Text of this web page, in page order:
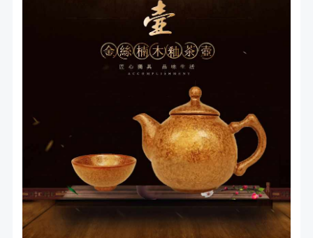
NT$2,580。NT$1,980。